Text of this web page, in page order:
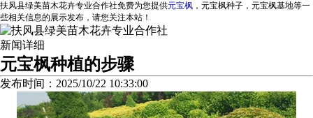
扶风县绿美苗木花卉专业合作社免费为您提供元宝枫 ，元宝枫种子，元宝枫基地等一
些相关信息的展示发布，请您关注本站！
新闻详细
元宝枫种植的步骤
发布时间：2025/10/22 10:33:00